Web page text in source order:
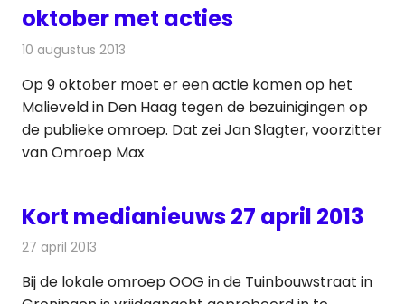
oktober met acties
10 augustus 2013
Op 9 oktober moet er een actie komen op het
Malieveld in Den Haag tegen de bezuinigingen op
de publieke omroep. Dat zei Jan Slagter, voorzitter
van Omroep Max
Kort medianieuws 27 april 2013
27 april 2013
Bij de lokale omroep OOG in de Tuinbouwstraat in